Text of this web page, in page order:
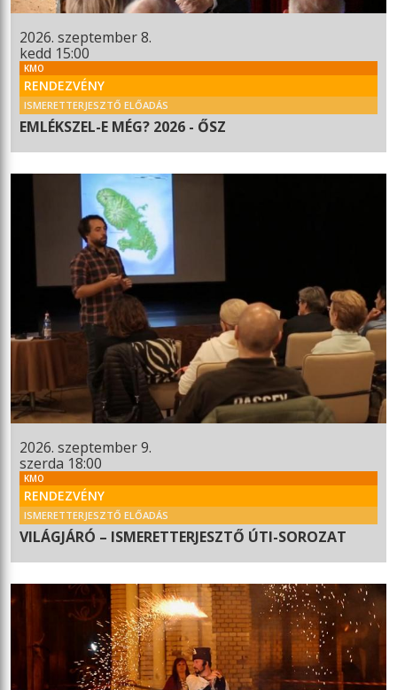
2026. szeptember 8.
kedd 15:00
KMO
RENDEZVÉNY
ISMERETTERJESZTŐ ELŐADÁS
EMLÉKSZEL-E MÉG? 2026 - ŐSZ
2026. szeptember 9.
szerda 18:00
KMO
RENDEZVÉNY
ISMERETTERJESZTŐ ELŐADÁS
VILÁGJÁRÓ – ISMERETTERJESZTŐ ÚTI-SOROZAT